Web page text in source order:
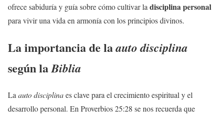
ofrece sabiduría y guía sobre cómo cultivar la disciplina personal
para vivir una vida en armonía con los principios divinos.
La importancia de laauto disciplina
según laBiblia
La auto disciplinaes clave para el crecimiento espiritual y el
desarrollo personal. En Proverbios 25:28 se nos recuerda que